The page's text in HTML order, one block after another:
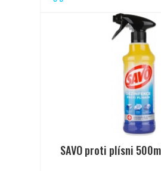
SAVO proti plísni